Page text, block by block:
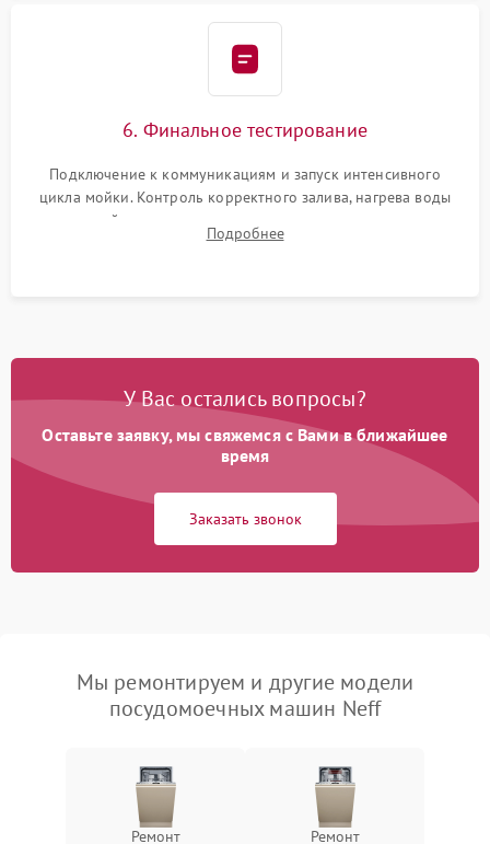
6. Финальное тестирование
Подключение к коммуникациям и запуск интенсивного
цикла мойки. Контроль корректного залива, нагрева воды
до нужной температуры, отсутствия посторонних шумов,
штатного слива и абсолютной сухости в поддоне.
Подробнее
У Вас остались вопросы?
Оставьте заявку, мы свяжемся с Вами в ближайшее
время
Заказать звонок
Мы ремонтируем и другие модели
посудомоечных машин Neff
Ремонт
Ремонт